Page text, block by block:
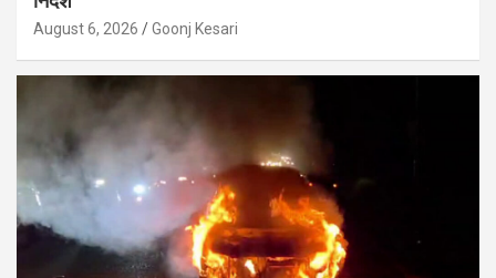
August 6, 2026 Goonj Kesari